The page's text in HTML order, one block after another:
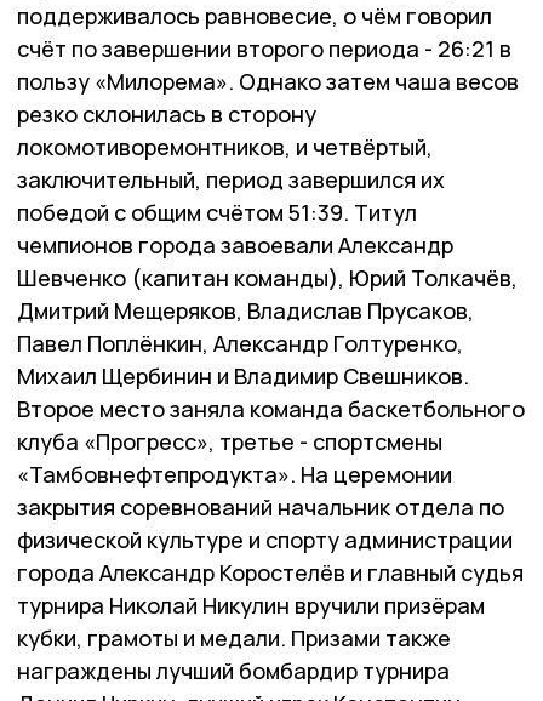
поддерживалось равновесие, о чём говорил
счёт по завершении второго периода - 26:21 в
пользу «Милорема». Однако затем чаша весов
резко склонилась в сторону
локомотиворемонтников, и четвёртый,
заключительный, период завершился их
победой с общим счётом 51:39. Титул
чемпионов города завоевали Александр
Шевченко (капитан команды), Юрий Толкачёв,
Дмитрий Мещеряков, Владислав Прусаков,
Павел Поплёнкин, Александр Голтуренко,
Михаил Щербинин и Владимир Свешников.
Второе место заняла команда баскетбольного
клуба «Прогресс», третье - спортсмены
«Тамбовнефтепродукта». На церемонии
закрытия соревнований начальник отдела по
физической культуре и спорту администрации
города Александр Коростелёв и главный судья
турнира Николай Никулин вручили призёрам
кубки, грамоты и медали. Призами также
награждены лучший бомбардир турнира